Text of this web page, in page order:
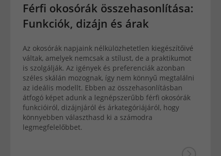
Férfi okosórák összehasonlítása:
Funkciók, dizájn és árak
Az okosórák napjaink nélkülözhetetlen kiegészítőivé
váltak, amelyek nemcsak a stílust, de a praktikumot
is szolgálják. Az igények és preferenciák azonban
széles skálán mozognak, így nem könnyű megtalálni
az ideális modellt. Ebben az összehasonlításban
átfogó képet adunk a legnépszerűbb férfi okosórák
funkcióiról, dizájnjáról és árkategóriájáról, hogy
könnyebben választhasd ki a számodra
legmegfelelőbbet.